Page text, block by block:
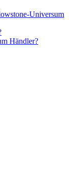
Universum
Händler?